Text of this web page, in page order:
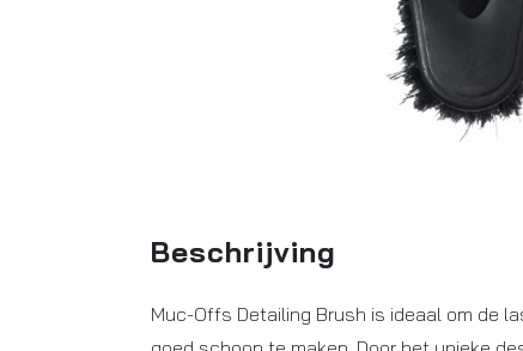
Beschrijving
Muc-Offs Detailing Brush is ideaal om de